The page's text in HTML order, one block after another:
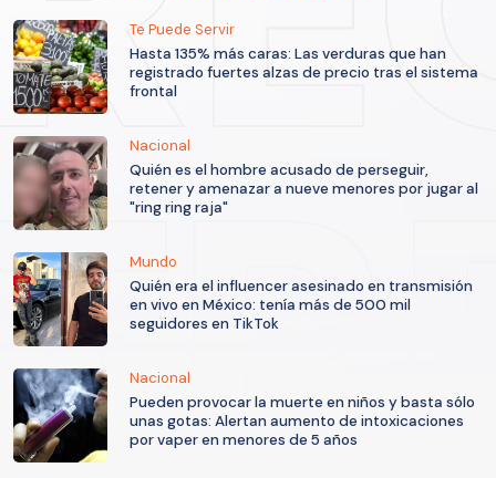
Te Puede Servir
Hasta 135% más caras: Las verduras que han
registrado fuertes alzas de precio tras el sistema
frontal
Nacional
Quién es el hombre acusado de perseguir,
retener y amenazar a nueve menores por jugar al
"ring ring raja"
Mundo
Quién era el influencer asesinado en transmisión
en vivo en México: tenía más de 500 mil
seguidores en TikTok
Nacional
Pueden provocar la muerte en niños y basta sólo
unas gotas: Alertan aumento de intoxicaciones
por vaper en menores de 5 años